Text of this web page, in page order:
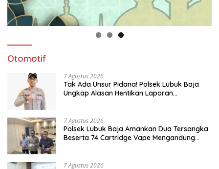
Otomotif
7 Agustus 2026
Tak Ada Unsur Pidana! Polsek Lubuk Baja
Ungkap Alasan Hentikan Laporan
7 Agustus 2026
Polsek Lubuk Baja Amankan Dua Tersangka
Beserta 74 Cartridge Vape Mengandung
7 Agustus 2026